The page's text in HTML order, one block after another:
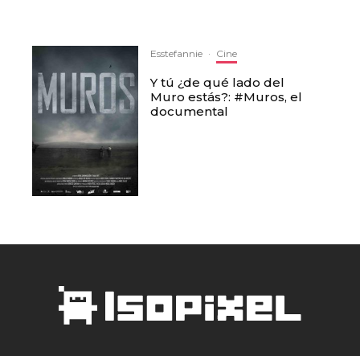
Esstefannie · Cine
Y tú ¿de qué lado del
Muro estás?: #Muros, el
documental